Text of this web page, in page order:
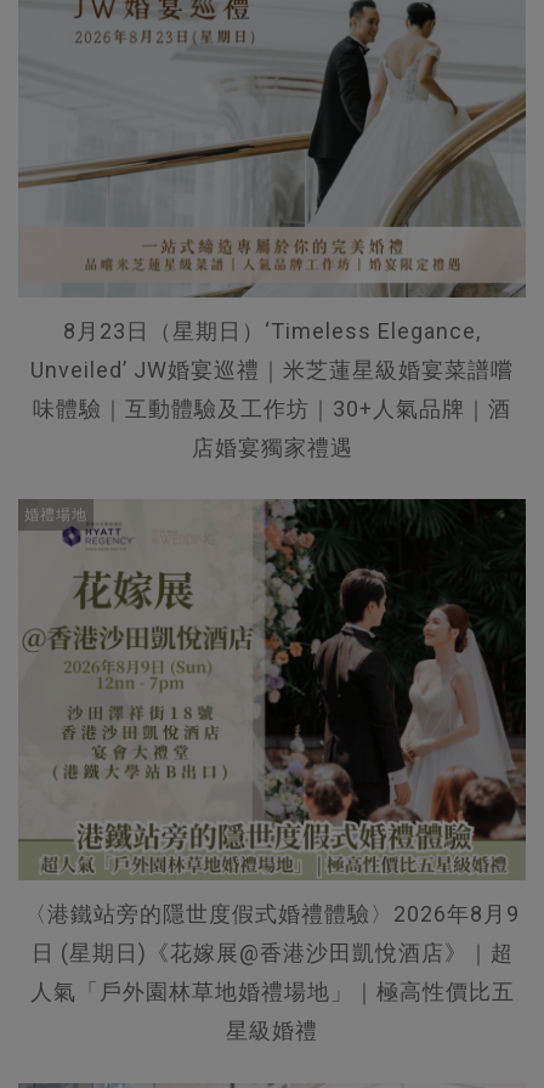
8月23日（星期日）‘Timeless Elegance,
Unveiled’ JW婚宴巡禮｜米芝蓮星級婚宴菜譜嚐
味體驗｜互動體驗及工作坊｜30+人氣品牌｜酒
店婚宴獨家禮遇
婚禮場地
〈港鐵站旁的隱世度假式婚禮體驗〉2026年8月9
日 (星期日)《花嫁展@香港沙田凱悅酒店》｜超
人氣「戶外園林草地婚禮場地」｜極高性價比五
星級婚禮